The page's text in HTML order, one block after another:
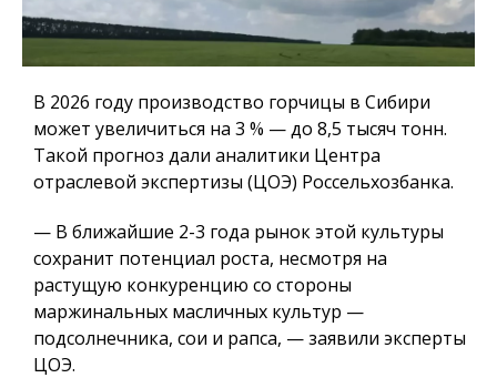
В 2026 году производство горчицы в Сибири
может увеличиться на 3 % — до 8,5 тысяч тонн.
Такой прогноз дали аналитики Центра
отраслевой экспертизы (ЦОЭ) Россельхозбанка.
— В ближайшие 2-3 года рынок этой культуры
сохранит потенциал роста, несмотря на
растущую конкуренцию со стороны
маржинальных масличных культур —
подсолнечника, сои и рапса, — заявили эксперты
ЦОЭ.